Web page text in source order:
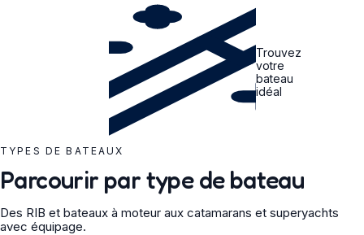
Trouvez
votre
bateau
idéal
TYPES DE BATEAUX
Parcourir par type de bateau
Des RIB et bateaux à moteur aux catamarans et superyachts
avec équipage.